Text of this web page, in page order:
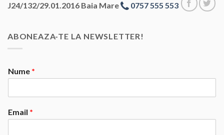
J24/132/29.01.2016 Baia Mare
0757 555 553
ABONEAZA-TE LA NEWSLETTER!
Nume *
Email *